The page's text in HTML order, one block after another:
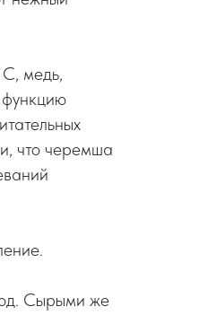
медь,
что черемша
Сырыми же